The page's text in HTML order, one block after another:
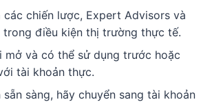
các chiến lược, Expert Advisors và
trong điều kiện thị trường thực tế.
mở và có thể sử dụng trước hoặc
tài khoản thực.
sẵn sàng, hãy chuyển sang tài khoản